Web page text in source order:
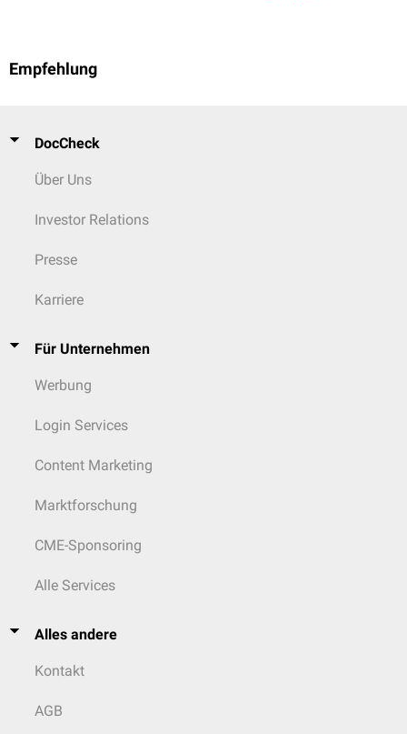
Empfehlung
DocCheck
Über Uns
Investor Relations
Presse
Karriere
Für Unternehmen
Werbung
Login Services
Content Marketing
Marktforschung
CME-Sponsoring
Alle Services
Alles andere
Kontakt
AGB